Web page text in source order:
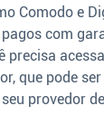
Comodo e
com
precisa
que pode
provedor